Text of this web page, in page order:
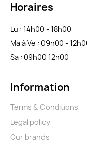
Horaires
Lu : 14h00 - 18h00
Ma à Ve : 09h00 -
Sa : 09h00 12h00
Information
Terms & Conditions
Legal policy
Our brands